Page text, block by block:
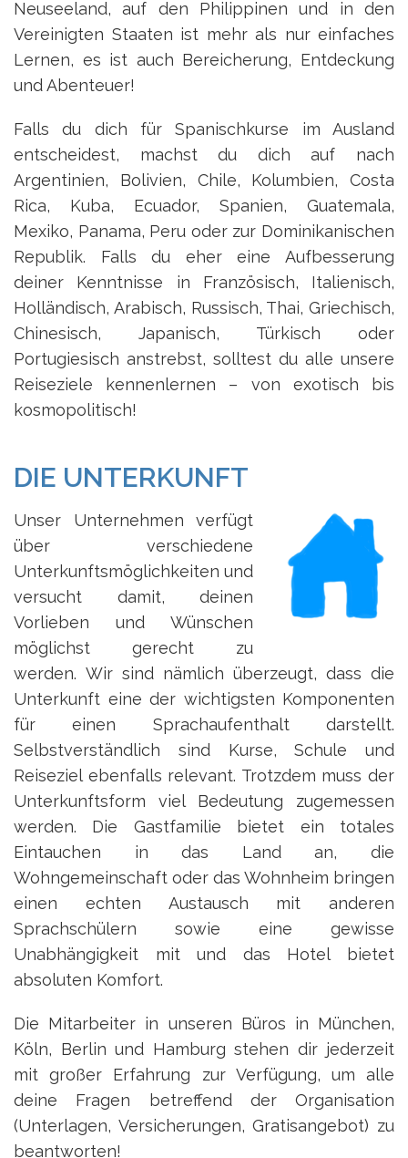
Neuseeland, auf den Philippinen und in den
Vereinigten Staaten ist mehr als nur einfaches
Lernen, es ist auch Bereicherung, Entdeckung
und Abenteuer!
Falls du dich für Spanischkurse im Ausland
entscheidest, machst du dich auf nach
Argentinien, Bolivien, Chile, Kolumbien, Costa
Rica, Kuba, Ecuador, Spanien, Guatemala,
Mexiko, Panama, Peru oder zur Dominikanischen
Republik. Falls du eher eine Aufbesserung
deiner Kenntnisse in Französisch, Italienisch,
Holländisch, Arabisch, Russisch, Thai, Griechisch,
Chinesisch, Japanisch, Türkisch oder
Portugiesisch anstrebst, solltest du alle unsere
Reiseziele kennenlernen – von exotisch bis
kosmopolitisch!
DIE UNTERKUNFT
Unser Unternehmen verfügt
über verschiedene
Unterkunftsmöglichkeiten und
versucht damit, deinen
Vorlieben und Wünschen
möglichst gerecht zu
werden. Wir sind nämlich überzeugt, dass die
Unterkunft eine der wichtigsten Komponenten
für einen Sprachaufenthalt darstellt.
Selbstverständlich sind Kurse, Schule und
Reiseziel ebenfalls relevant. Trotzdem muss der
Unterkunftsform viel Bedeutung zugemessen
werden. Die Gastfamilie bietet ein totales
Eintauchen in das Land an, die
Wohngemeinschaft oder das Wohnheim bringen
einen echten Austausch mit anderen
Sprachschülern sowie eine gewisse
Unabhängigkeit mit und das Hotel bietet
absoluten Komfort.
Die Mitarbeiter in unseren Büros in München,
Köln, Berlin und Hamburg stehen dir jederzeit
mit großer Erfahrung zur Verfügung, um alle
deine Fragen betreffend der Organisation
(Unterlagen, Versicherungen, Gratisangebot) zu
beantworten!